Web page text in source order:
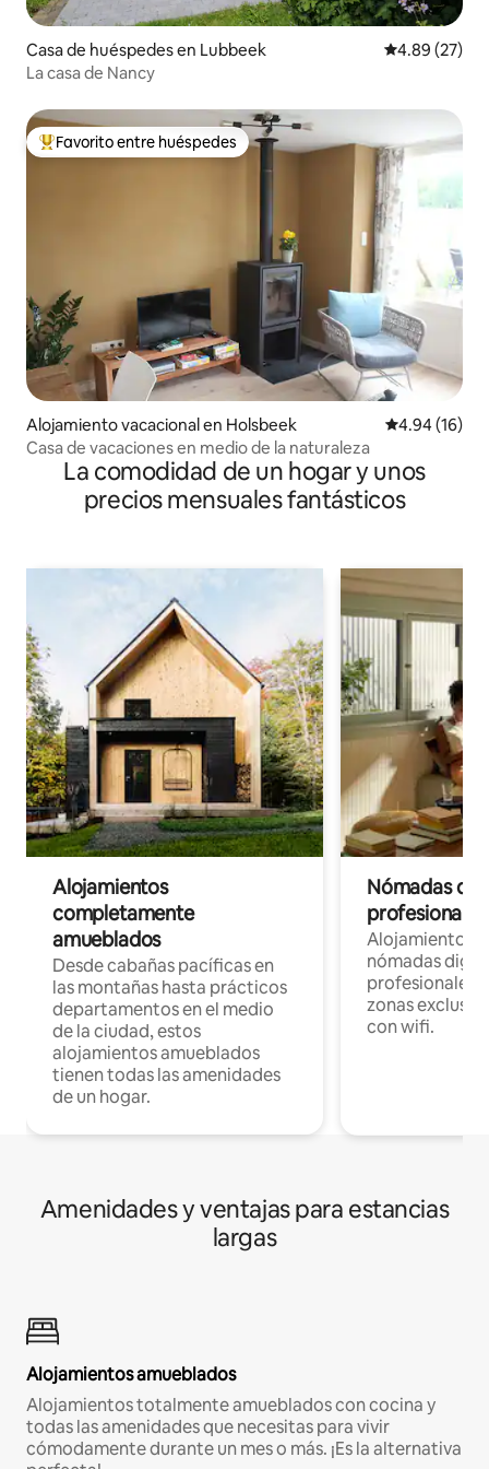
Casa de huéspedes en Lubbeek Calificación
4.89 (27)
La casa de Nancy
De los mejores en Favorito entre huéspedes
Favorito entre huéspedes
Alojamiento vacacional en Holsbeek Calificación
4.94 (16)
Casa de vacaciones en medio de la naturaleza
La comodidad de un hogar y unos
precios mensuales fantásticos
Alojamientos
completamente
amueblados
Desde cabañas pacíficas en
las montañas hasta prácticos
departamentos en el medio
de la ciudad, estos
alojamientos amueblados
tienen todas las amenidades
de un hogar.
Nómadas
Alojamientos
nómadas
profesionales
zonas
con wifi.
Amenidades y ventajas para estancias
largas
Alojamientos amueblados
Alojamientos totalmente amueblados con cocina y
todas las amenidades que necesitas para vivir
cómodamente durante un mes o más. ¡Es la alternativa